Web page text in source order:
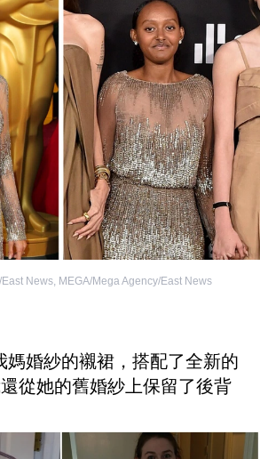
News, MEGA/Mega Agency/East News
媽婚紗的襯裙，搭配了全新的
從她的舊婚紗上保留了後背